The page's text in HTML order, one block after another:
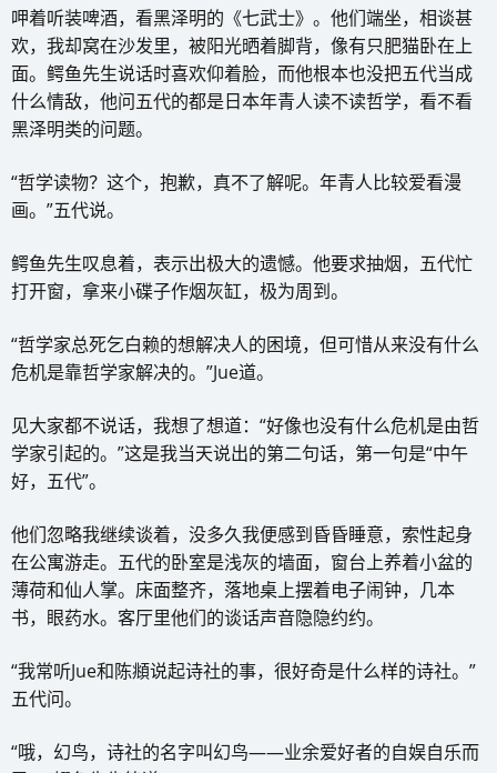
呷着听装啤酒，看黑泽明的《七武士》。他们端坐，相谈甚
欢，我却窝在沙发里，被阳光晒着脚背，像有只肥猫卧在上
面。鳄鱼先生说话时喜欢仰着脸，而他根本也没把五代当成
什么情敌，他问五代的都是日本年青人读不读哲学，看不看
黑泽明类的问题。
“哲学读物？这个，抱歉，真不了解呢。年青人比较爱看漫
画。”五代说。
鳄鱼先生叹息着，表示出极大的遗憾。他要求抽烟，五代忙
打开窗，拿来小碟子作烟灰缸，极为周到。
“哲学家总死乞白赖的想解决人的困境，但可惜从来没有什么
危机是靠哲学家解决的。”Jue道。
见大家都不说话，我想了想道：“好像也没有什么危机是由哲
学家引起的。”这是我当天说出的第二句话，第一句是“中午
好，五代”。
他们忽略我继续谈着，没多久我便感到昏昏睡意，索性起身
在公寓游走。五代的卧室是浅灰的墙面，窗台上养着小盆的
薄荷和仙人掌。床面整齐，落地桌上摆着电子闹钟，几本
书，眼药水。客厅里他们的谈话声音隐隐约约。
“我常听Jue和陈頫说起诗社的事，很好奇是什么样的诗社。”
五代问。
“哦，幻鸟，诗社的名字叫幻鸟——业余爱好者的自娱自乐而